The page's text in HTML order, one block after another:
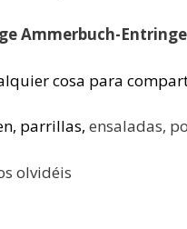
Ammerbuch-
cosa para
parrillas, ensaladas,
olvidéis